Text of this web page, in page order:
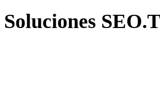
Soluciones